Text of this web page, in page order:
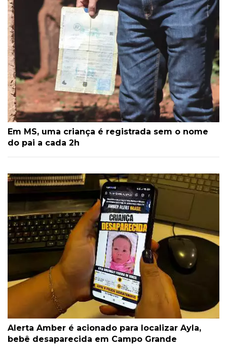
Em MS, uma criança é registrada sem o nome
do pai a cada 2h
Alerta Amber é acionado para localizar Ayla,
bebê desaparecida em Campo Grande